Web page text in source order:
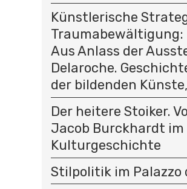
Künstlerische
Traumabewältigung:
Aus Anlass der
Delaroche.
der bildenden
Der heitere Stoiker.
Jacob Burckhardt
Kulturgeschichte
Stilpolitik im Palazzo